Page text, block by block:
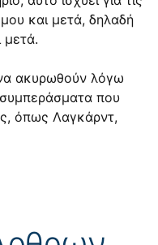
και μετά, δηλαδή
μετά.
ακυρωθούν λόγω
που
όπως Λαγκάρντ,